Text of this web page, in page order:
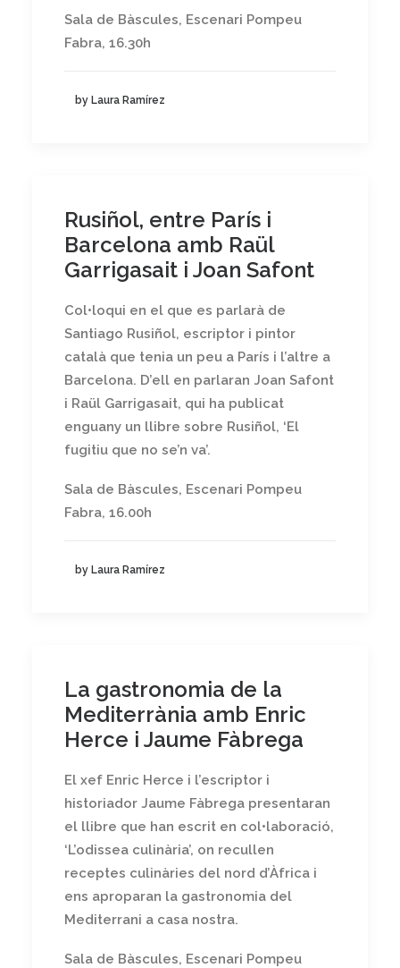
Sala de Bàscules, Escenari Pompeu
Fabra, 16.30h
by Laura Ramírez
Rusiñol, entre París i
Barcelona amb Raül
Garrigasait i Joan Safont
Col•loqui en el que es parlarà de
Santiago Rusiñol, escriptor i pintor
català que tenia un peu a París i l’altre a
Barcelona. D’ell en parlaran Joan Safont
i Raül Garrigasait, qui ha publicat
enguany un llibre sobre Rusiñol, ‘El
fugitiu que no se’n va’.
Sala de Bàscules, Escenari Pompeu
Fabra, 16.00h
by Laura Ramírez
La gastronomia de la
Mediterrània amb Enric
Herce i Jaume Fàbrega
El xef Enric Herce i l’escriptor i
historiador Jaume Fàbrega presentaran
el llibre que han escrit en col•laboració,
‘L’odissea culinària’, on recullen
receptes culinàries del nord d’Àfrica i
ens aproparan la gastronomia del
Mediterrani a casa nostra.
Sala de Bàscules, Escenari Pompeu